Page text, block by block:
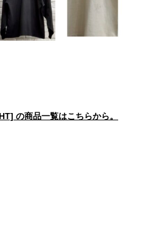
の商品一覧はこちらから。